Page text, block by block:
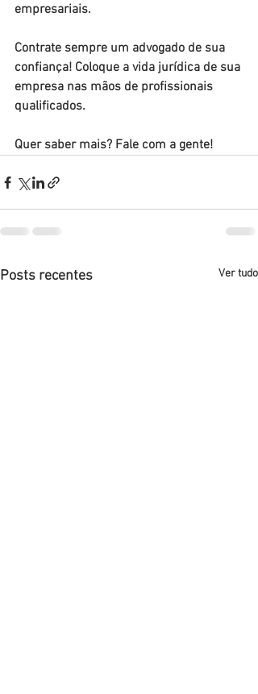
empresariais.
Contrate sempre um advogado de sua
confiança! Coloque a vida jurídica de sua
empresa nas mãos de profissionais
qualificados.
Quer saber mais? Fale com a gente!
Posts recentes Ver tudo